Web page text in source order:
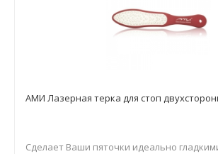
АМИ Лазерная терка для стоп
Сделает Ваши пяточки идеально